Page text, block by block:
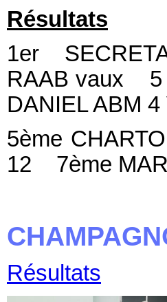
Résultats
1er
RAAB vaux 5
DANIEL ABM 4
5ème
12 7ème
Résultats